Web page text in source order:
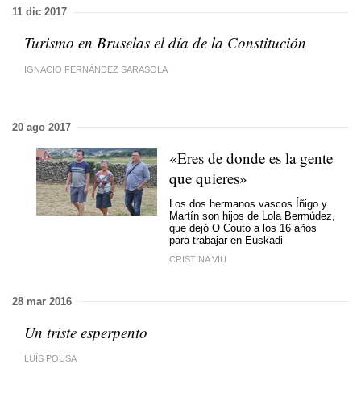
11 dic 2017
Turismo en Bruselas el día de la Constitución
IGNACIO FERNÁNDEZ SARASOLA
20 ago 2017
«Eres de donde es la gente
que quieres»
Los dos hermanos vascos Íñigo y
Martín son hijos de Lola Bermúdez,
que dejó O Couto a los 16 años
para trabajar en Euskadi
CRISTINA VIU
28 mar 2016
Un triste esperpento
LUÍS POUSA